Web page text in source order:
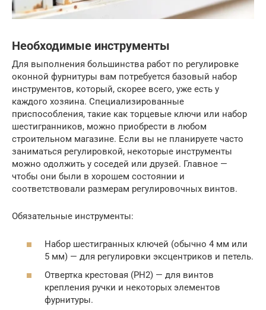
Необходимые инструменты
Для выполнения большинства работ по регулировке
оконной фурнитуры вам потребуется базовый набор
инструментов, который, скорее всего, уже есть у
каждого хозяина. Специализированные
приспособления, такие как торцевые ключи или набор
шестигранников, можно приобрести в любом
строительном магазине. Если вы не планируете часто
заниматься регулировкой, некоторые инструменты
можно одолжить у соседей или друзей. Главное —
чтобы они были в хорошем состоянии и
соответствовали размерам регулировочных винтов.
Обязательные инструменты:
Набор шестигранных ключей (обычно 4 мм или
5 мм) — для регулировки эксцентриков и петель.
Отвертка крестовая (PH2) — для винтов
крепления ручки и некоторых элементов
фурнитуры.